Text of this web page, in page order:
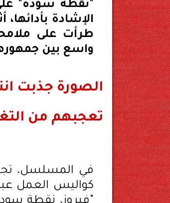
"نقطة سودة"
الإشادة
طرأت على
واسع بين
الصورة جذبت
تعجبهم من
في المسلسل،
كواليس العمل